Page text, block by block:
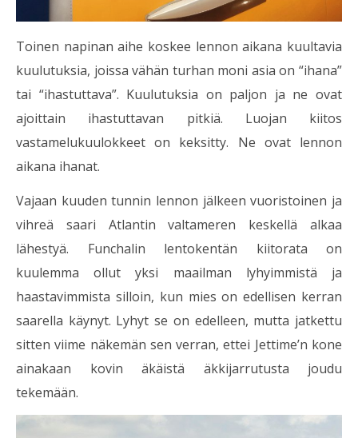
Toinen napinan aihe koskee lennon aikana kuultavia
kuulutuksia, joissa vähän turhan moni asia on “ihana”
tai “ihastuttava”. Kuulutuksia on paljon ja ne ovat
ajoittain ihastuttavan pitkiä. Luojan kiitos
vastamelukuulokkeet on keksitty. Ne ovat lennon
aikana ihanat.
Vajaan kuuden tunnin lennon jälkeen vuoristoinen ja
vihreä saari Atlantin valtameren keskellä alkaa
lähestyä. Funchalin lentokentän kiitorata on
kuulemma ollut yksi maailman lyhyimmistä ja
haastavimmista silloin, kun mies on edellisen kerran
saarella käynyt. Lyhyt se on edelleen, mutta jatkettu
sitten viime näkemän sen verran, ettei Jettime’n kone
ainakaan kovin äkäistä äkkijarrutusta joudu
tekemään.